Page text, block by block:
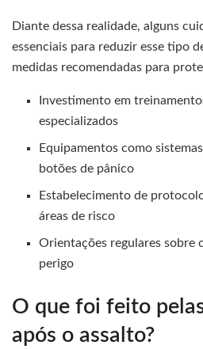
Diante dessa realidade, alguns
essenciais para reduzir esse tipo
medidas recomendadas para
Investimento em
especializados
Equipamentos como
botões de pânico
Estabelecimento de
áreas de risco
Orientações regulares sobre
perigo
O que foi feito
após o assalto?